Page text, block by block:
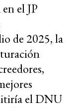
el JP
de 2025, la
el DNU